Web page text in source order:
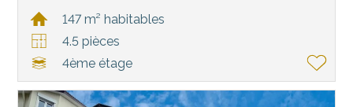
147 m² habitables
4.5 pièces
4ème étage